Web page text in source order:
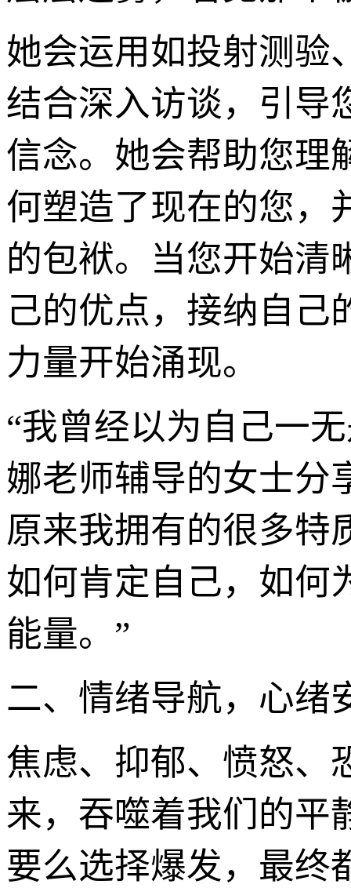
她会运用如投射测验
结合深入访谈，引导
信念。她会帮助您理
何塑造了现在的您，
的包袱。当您开始清
己的优点，接纳自己
力量开始涌现。
“我曾经以为自己一
娜老师辅导的女士分
原来我拥有的很多特
如何肯定自己，如何
能量。”
二、情绪导航，心
焦虑、抑郁、愤怒
来，吞噬着我们的平
要么选择爆发，最终